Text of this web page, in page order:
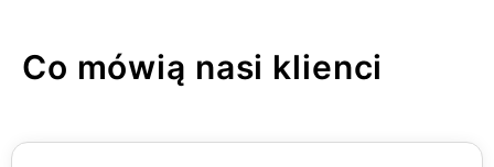
Co mówią nasi klienci